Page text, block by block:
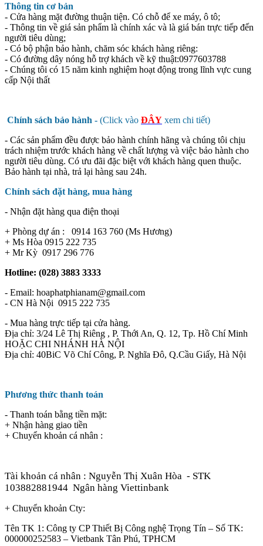
Thông tin cơ bản
- Cửa hàng mặt đường thuận tiện. Có chỗ để xe máy, ô tô;
- Thông tin về giá sản phẩm là chính xác và là giá bán trực tiếp đến
người tiêu dùng;
- Có bộ phận bảo hành, chăm sóc khách hàng riêng:
- Có đường dây nóng hỗ trợ khách về kỹ thuật:0977603788
- Chúng tôi có 15 năm kinh nghiệm hoạt động trong lĩnh vực cung
cấp Nội thất
Chính sách bảo hành - (Click vào ĐÂY xem chi tiết)
- Các sản phẩm đều được bảo hành chính hãng và chúng tôi chịu
trách nhiệm trước khách hàng về chất lượng và việc bảo hành cho
người tiêu dùng. Có ưu đãi đặc biệt với khách hàng quen thuộc.
Bảo hành tại nhà, trả lại hàng sau 24h.
Chính sách đặt hàng, mua hàng
- Nhận đặt hàng qua điện thoại
+ Phòng dự án : 0914 163 760 (Ms Hương)
+ Ms Hòa 0915 222 735
+ Mr Kỳ 0917 296 776
Hotline: (028) 3883 3333
- Email: hoaphatphianam@gmail.com
- CN Hà Nội 0915 222 735
- Mua hàng trực tiếp tại cửa hàng.
Địa chỉ: 3/24 Lê Thị Riêng , P. Thới An, Q. 12, Tp. Hồ Chí Minh
HOẶC CHI NHÁNH HÀ NỘI
Địa chỉ: 40BiC Võ Chí Công, P. Nghĩa Đô, Q.Cầu Giấy, Hà Nội
Phương thức thanh toán
- Thanh toán bằng tiền mặt:
+ Nhận hàng giao tiền
+ Chuyển khoản cá nhân :
Tài khoản cá nhân : Nguyễn Thị Xuân Hòa - STK
103882881944 Ngân hàng Viettinbank
+ Chuyển khoản Cty:
Tên TK 1: Công ty CP Thiết Bị Công nghệ Trọng Tín – Số TK:
000000252583 – Vietbank Tân Phú, TPHCM